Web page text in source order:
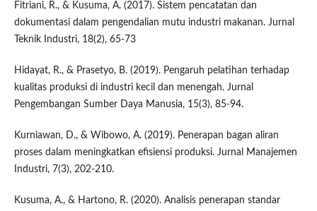
Fitriani, R., & Kusuma, A. (2017). Sistem pencatatan dan
dokumentasi dalam pengendalian mutu industri makanan. Jurnal
Teknik Industri, 18(2), 65-73
Hidayat, R., & Prasetyo, B. (2019). Pengaruh pelatihan terhadap
kualitas produksi di industri kecil dan menengah. Jurnal
Pengembangan Sumber Daya Manusia, 15(3), 85-94.
Kurniawan, D., & Wibowo, A. (2019). Penerapan bagan aliran
proses dalam meningkatkan efisiensi produksi. Jurnal Manajemen
Industri, 7(3), 202-210.
Kusuma, A., & Hartono, R. (2020). Analisis penerapan standar